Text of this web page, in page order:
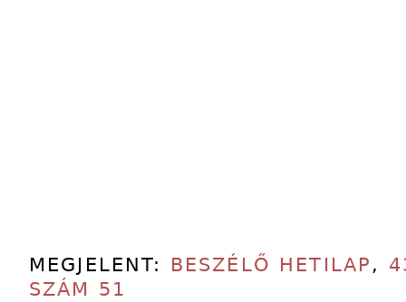
MEGJELENT: BESZÉLŐ HETILAP ,
SZÁM 51